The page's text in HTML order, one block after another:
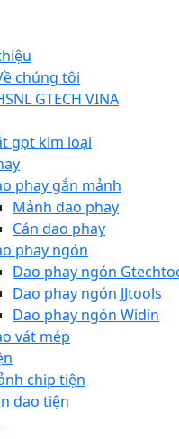
chúng tôi
GTECH VINA
gọt kim loại
phay gắn mảnh
Mảnh dao phay
Cán dao phay
phay ngón
Dao phay ngón
Dao phay ngón JJtools
Dao phay ngón Widin
vát mép
chip tiện
dao tiện